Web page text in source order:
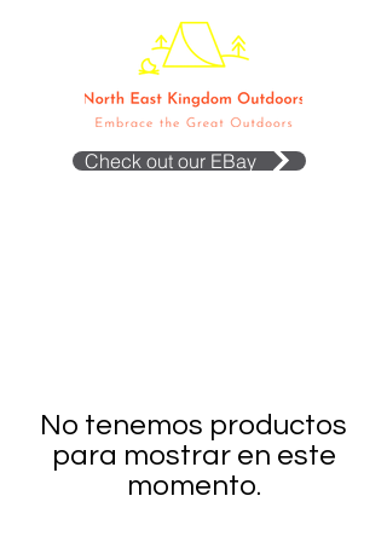
Check out our EBay
No tenemos productos
para mostrar en este
momento.